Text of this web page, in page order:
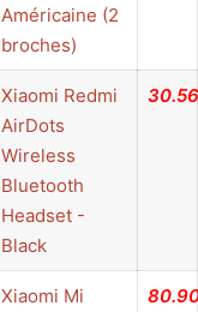
Américaine (2
broches)
Xiaomi Redmi
AirDots
Wireless
Bluetooth
Headset -
Black
30.56
Xiaomi Mi